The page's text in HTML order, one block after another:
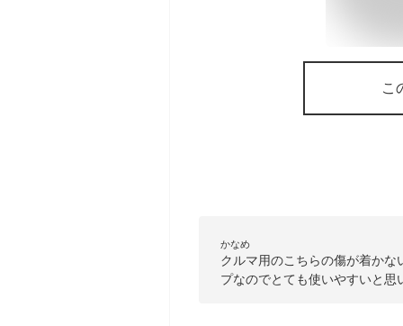
こ
かなめ
クルマ用のこちらの傷が着か
プなのでとても使いやすいと